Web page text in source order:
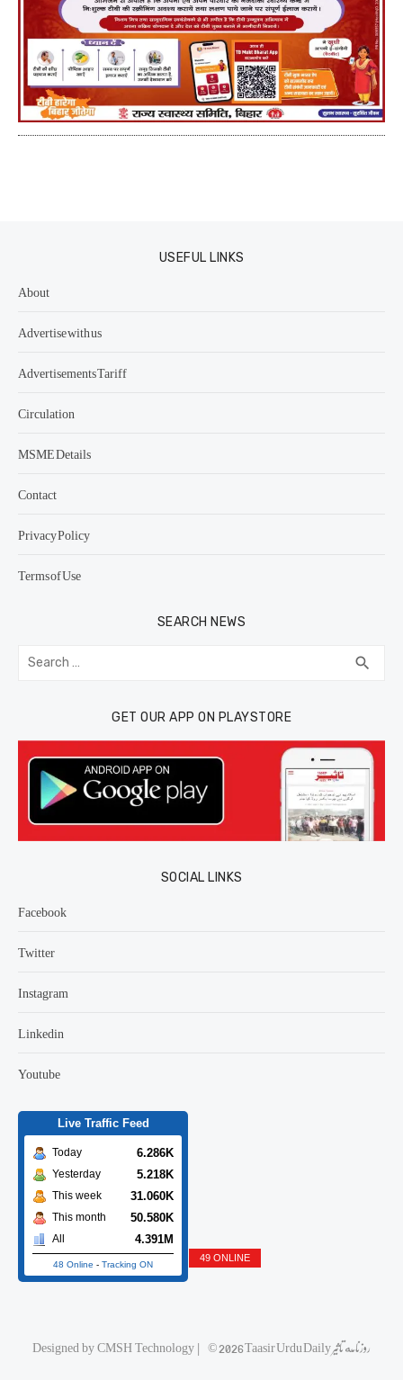
USEFUL LINKS
About
Advertise with us
Advertisements Tariff
Circulation
MSME Details
Contact
Privacy Policy
Terms of Use
SEARCH NEWS
Search
for: search
GET OUR APP ON PLAYSTORE
SOCIAL LINKS
Facebook
Twitter
Instagram
Linkedin
Youtube
Live Traffic Feed
Today 6.286K
Yesterday 5.218K
This week 31.060K
This month 50.580K
All 4.391M
48 Online - Tracking ON
49 ONLINE
Designed byCMSH Technology| © 2026 Taasir Urdu Daily روزنامه تاثیر